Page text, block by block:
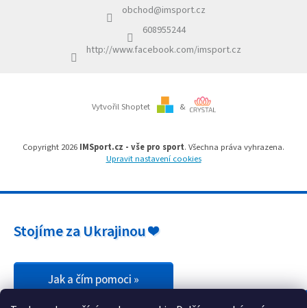
r
v
y
obchod@imsport.cz
608955244
http://www.facebook.com/imsport.cz
Vytvořil Shoptet &
Copyright 2026 IMSport.cz - vše pro sport. Všechna práva vyhrazena.
Upravit nastavení cookies
Stojíme za Ukrajinou ❤️
Jak a čím pomoci »